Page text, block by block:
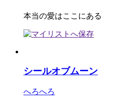
本当の愛はここにある
シールオブムーン
へろへろ